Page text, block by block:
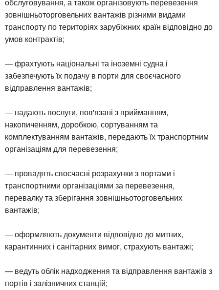
зовнішньоторговельних вантажів різними видами
транспорту по територіях зарубіжних країн відповідно до
умов контрактів;
— фрахтують національні та іноземні судна і
забезпечують їх подачу в порти для своєчасного
відправлення вантажів;
— надають послуги, пов'язані з прийманням,
накопиченням, доробкою, сортуванням та
комплектуванням вантажів, передають їх транспортним
організаціям для перевезення;
— провадять своєчасні розрахунки з портами і
транспортними організаціями за перевезення,
перевалку та зберігання зовнішньоторговельних
вантажів;
— оформляють документи відповідно до митних,
карантинних і санітарних вимог, страхують вантажі;
— ведуть облік надходження та відправлення вантажів з
портів і залізничних станцій;